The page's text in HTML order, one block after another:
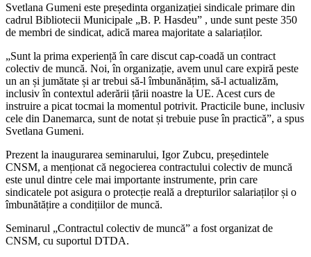
Svetlana Gumeni este președinta organizației sindicale primare din
cadrul Biblio­tecii Municipale „B. P. Hasdeu” , unde sunt peste 350
de membri de sindicat, adică ma­rea majoritate a salariaților.
„Sunt la prima experiență în care discut cap-coadă un contract
colectiv de muncă. Noi, în organizație, avem unul care expi­ră peste
un an și jumătate și ar trebui să-l îmbunănățim, să-l actualizăm,
inclusiv în contextul aderării țării noastre la UE. Acest curs de
instruire a picat tocmai la momen­tul potrivit. Practicile bune, inclusiv
cele din Danemarca, sunt de notat și trebuie puse în practică”, a spus
Svetlana Gumeni.
Prezent la inaugurarea seminarului, Igor Zubcu, președintele
CNSM, a menționat că negocierea contractului colectiv de muncă
este unul dintre cele mai importante instru­mente, prin care
sindicatele pot asigura o protecție reală a drepturilor salariaților și o
îmbunătățire a condițiilor de muncă.
Seminarul „Contractul colectiv de mun­că” a fost organizat de
CNSM, cu suportul DTDA.